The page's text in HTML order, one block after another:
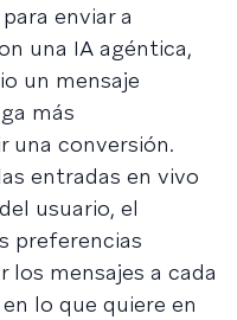
enviar a
una IA agéntica,
un mensaje
más
una conversión.
entradas en vivo
usuario, el
preferencias
los mensajes a cada
lo que quiere en